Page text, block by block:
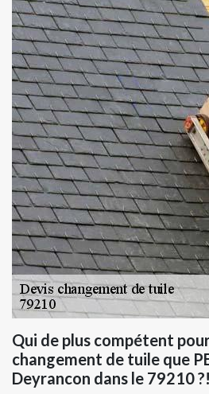
Qui de plus compétent
changement de tuile que
Deyrancon dans le 79210 ?!